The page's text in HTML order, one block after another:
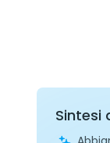
Sintesi